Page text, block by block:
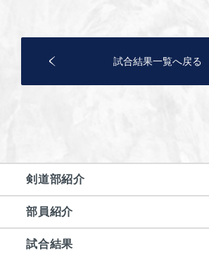
試合結果一覧へ戻る
剣道部紹介
部員紹介
試合結果